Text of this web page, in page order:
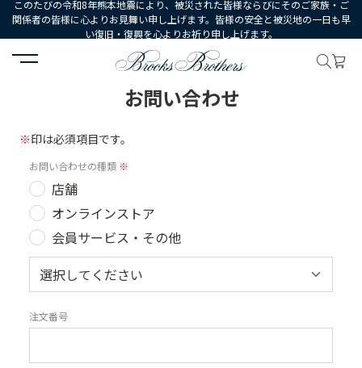
このたびの令和8年熊本地震により、被災された皆様ならびにそのご家族・ご
関係者の皆様に心よりお見舞い申し上げます。皆様の安全と被災地の一日も早
い復旧・復興を心よりお祈り申し上げます。
HOME お問い合わせ
お問い合わせ
※印は必須項目です。
お問い合わせの種類 ※
店舗
オンラインストア
会員サービス・その他
注文番号